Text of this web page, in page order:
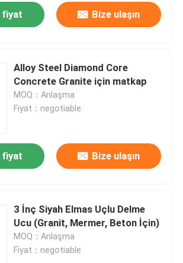
fiyat Bize ulaşın
Alloy Steel Diamond Core
Concrete Granite için matkap
MOQ：Anlaşma
Fiyat：negotiable
fiyat Bize ulaşın
3 İnç Siyah Elmas Uçlu Delme
Ucu (Granit, Mermer, Beton İçin)
MOQ：Anlaşma
Fiyat：negotiable